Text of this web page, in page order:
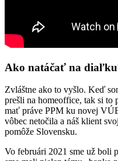
Ako natáčať na
Zvláštne ako to vyšlo. Keď
prešli na homeoffice, tak si to
mať práve PPM ku novej
vôbec netočila a náš klient
pomôže Slovensku.
Vo februári 2021 sme už boli